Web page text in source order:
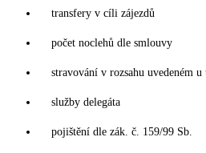
transfery v cíli zájezdů
počet noclehů dle smlouvy
stravování v rozsahu uvedeném
služby delegáta
pojištění dle zák. č. 159/99 Sb.